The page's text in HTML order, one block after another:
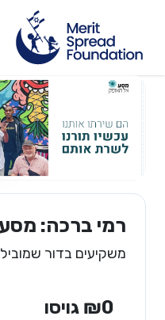
רמי ברכה:
משקיעים בדור
₪0 גויסו